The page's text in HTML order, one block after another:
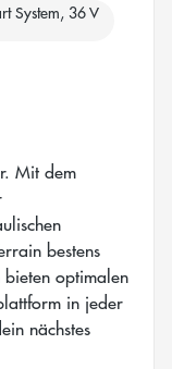
System, 36 V
Mit dem
bestens
optimalen
in jeder
nächstes